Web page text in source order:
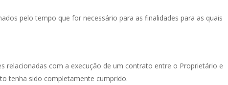
pelo tempo que for necessário para as finalidades para as quais
relacionadas com a execução de um contrato entre o Proprietário e
tenha sido completamente cumprido.